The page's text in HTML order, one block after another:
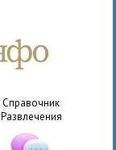
Справочник
Развлечения